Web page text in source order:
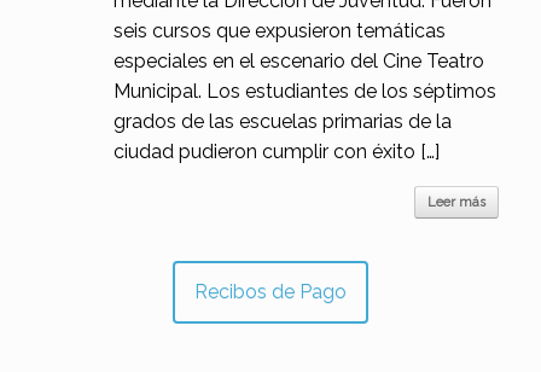
seis cursos que expusieron temáticas
especiales en el escenario del Cine Teatro
Municipal. Los estudiantes de los séptimos
grados de las escuelas primarias de la
ciudad pudieron cumplir con éxito […]
Leer más
Recibos de Pago